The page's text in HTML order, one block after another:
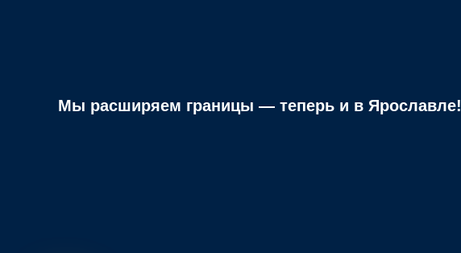
Мы расширяем границы — теперь и в Ярославле!